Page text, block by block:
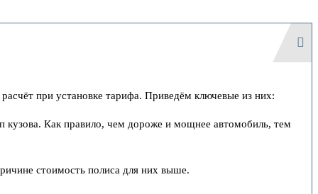
при установке тарифа. Приведём ключевые из них:
Как правило, чем дороже и мощнее автомобиль, тем
стоимость полиса для них выше.